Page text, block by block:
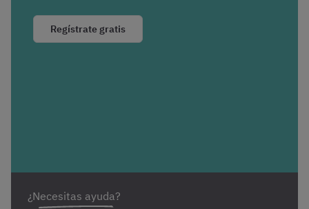
Regístrate gratis
¿Necesitas ayuda?